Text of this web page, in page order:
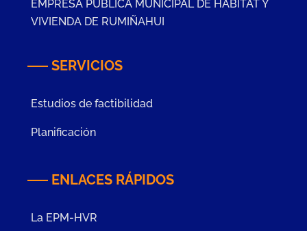
EMPRESA PÚBLICA MUNICIPAL DE HÁBITAT Y
VIVIENDA DE RUMIÑAHUI
SERVICIOS
Estudios de factibilidad
Planificación
ENLACES RÁPIDOS
La EPM-HVR